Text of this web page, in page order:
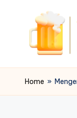
W
o
Home »